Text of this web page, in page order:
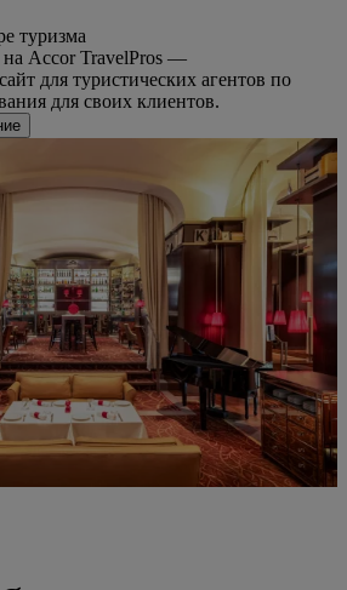
туризма
Accor TravelPros —
для туристических агентов по
для своих клиентов.